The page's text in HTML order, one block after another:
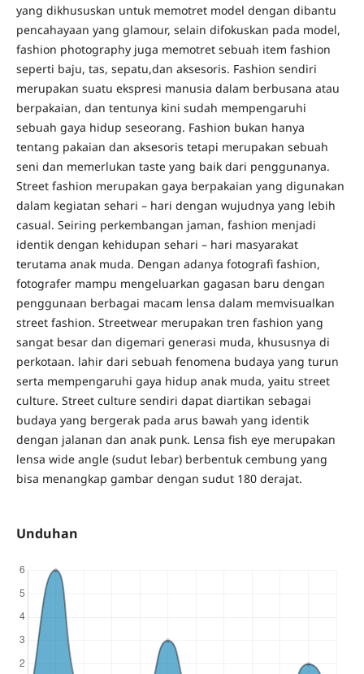
yang dikhususkan untuk memotret model dengan dibantu
pencahayaan yang glamour, selain difokuskan pada model,
fashion photography juga memotret sebuah item fashion
seperti baju, tas, sepatu,dan aksesoris. Fashion sendiri
merupakan suatu ekspresi manusia dalam berbusana atau
berpakaian, dan tentunya kini sudah mempengaruhi
sebuah gaya hidup seseorang. Fashion bukan hanya
tentang pakaian dan aksesoris tetapi merupakan sebuah
seni dan memerlukan taste yang baik dari penggunanya.
Street fashion merupakan gaya berpakaian yang digunakan
dalam kegiatan sehari – hari dengan wujudnya yang lebih
casual. Seiring perkembangan jaman, fashion menjadi
identik dengan kehidupan sehari – hari masyarakat
terutama anak muda. Dengan adanya fotografi fashion,
fotografer mampu mengeluarkan gagasan baru dengan
penggunaan berbagai macam lensa dalam memvisualkan
street fashion. Streetwear merupakan tren fashion yang
sangat besar dan digemari generasi muda, khususnya di
perkotaan. lahir dari sebuah fenomena budaya yang turun
serta mempengaruhi gaya hidup anak muda, yaitu street
culture. Street culture sendiri dapat diartikan sebagai
budaya yang bergerak pada arus bawah yang identik
dengan jalanan dan anak punk. Lensa fish eye merupakan
lensa wide angle (sudut lebar) berbentuk cembung yang
bisa menangkap gambar dengan sudut 180 derajat.
Unduhan